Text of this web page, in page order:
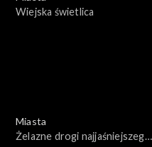
Wiejska świetlica
Miasta
Żelazne drogi najjaśniejszego